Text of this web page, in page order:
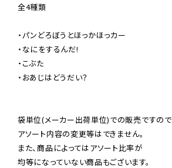
全4種類
・パンどろぼうとほっかほっカー
・なにをするんだ!
・こぶた
・おあじはどうだい？
袋単位(メーカー出荷単位)での販売ですので
アソート内容の変更等はできません。
また、商品によってはアソート比率が
均等になっていない商品もございます。